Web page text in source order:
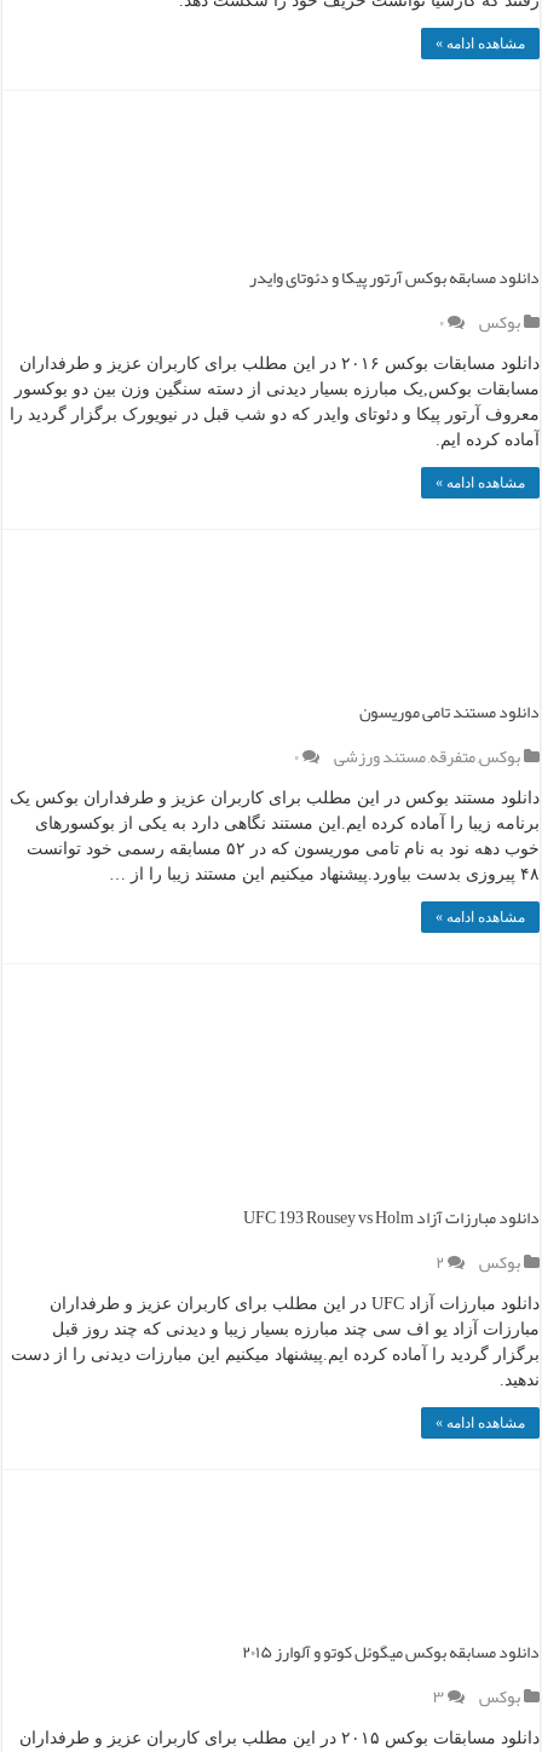
مشاهده ادامه »
دانلود مسابقه بوکس آرتور پیکا و دئوتای وایدر
بوکس
۰
دانلود مسابقات بوکس ۲۰۱۶ در این مطلب برای کاربران عزیز و طرفداران
مسابقات بوکس,یک مبارزه بسیار دیدنی از دسته سنگین وزن بین دو بوکسور
معروف آرتور پیکا و دئوتای وایدر که دو شب قبل در نیویورک برگزار گردید را
آماده کرده ایم.
مشاهده ادامه »
دانلود مستند تامی موریسون
بوکس,متفرقه,مستند ورزشی ۰
دانلود مستند بوکس در این مطلب برای کاربران عزیز و طرفداران بوکس یک
برنامه زیبا را آماده کرده ایم.این مستند نگاهی دارد به یکی از بوکسورهای
خوب دهه نود به نام تامی موریسون که در ۵۲ مسابقه رسمی خود توانست
۴۸ پیروزی بدست بیاورد.پیشنهاد میکنیم این مستند زیبا را از …
مشاهده ادامه »
دانلود مبارزات آزاد UFC 193 Rousey vs Holm
بوکس
۲
دانلود مبارزات آزاد UFC در این مطلب برای کاربران عزیز و طرفداران
مبارزات آزاد یو اف سی چند مبارزه بسیار زیبا و دیدنی که چند روز قبل
برگزار گردید را آماده کرده ایم.پیشنهاد میکنیم این مبارزات دیدنی را از دست
ندهید.
مشاهده ادامه »
دانلود مسابقه بوکس میگوئل کوتو و آلوارز ۲۰۱۵
بوکس
۳
دانلود مسابقات بوکس ۲۰۱۵ در این مطلب برای کاربران عزیز و طرفداران